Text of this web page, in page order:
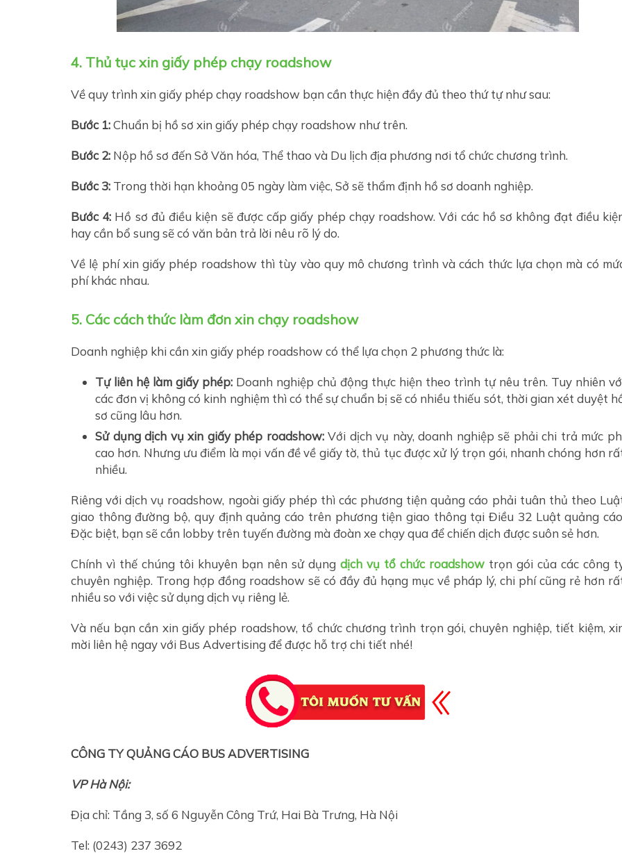
4. Thủ tục xin giấy phép chạy roadshow
Về quy trình xin giấy phép chạy roadshow bạn cần thực hiện đầy đủ theo thứ tự như sau:
Bước 1:Chuẩn bị hồ sơ xin giấy phép chạy roadshow như trên.
Bước 2: Nộp hồ sơ đến Sở Văn hóa, Thể thao và Du lịch địa phương nơi tổ chức chương trình.
Bước 3: Trong thời hạn khoảng 05 ngày làm việc, Sở sẽ thẩm định hồ sơ doanh nghiệp.
Bước 4: Hồ sơ đủ điều kiện sẽ được cấp giấy phép chạy roadshow. Với các hồ sơ không đạt điều
hay cần bổ sung sẽ có văn bản trả lời nêu rõ lý do.
Về lệ phí xin giấy phép roadshow thì tùy vào quy mô chương trình và cách thức lựa chọn mà có
phí khác nhau.
5. Các cách thức làm đơn xin chạy roadshow
Doanh nghiệp khi cần xin giấy phép roadshow có thể lựa chọn 2 phương thức là:
Tự liên hệ làm giấy phép: Doanh nghiệp chủ động thực hiện theo trình tự nêu trên. Tuy nhiên
các đơn vị không có kinh nghiệm thì có thể sự chuẩn bị sẽ có nhiều thiếu sót, thời gian xét duyệt
sơ cũng lâu hơn.
Sử dụng dịch vụ xin giấy phép roadshow:Với dịch vụ này, doanh nghiệp sẽ phải chi trả mức
cao hơn. Nhưng ưu điểm là mọi vấn đề về giấy tờ, thủ tục được xử lý trọn gói, nhanh chóng hơn
nhiều.
Riêng với dịch vụ roadshow, ngoài giấy phép thì các phương tiện quảng cáo phải tuân thủ theo
giao thông đường bộ, quy định quảng cáo trên phương tiện giao thông tại Điều 32 Luật quảng
Đặc biệt, bạn sẽ cần lobby trên tuyến đường mà đoàn xe chạy qua để chiến dịch được suôn sẻ hơn.
Chính vì thế chúng tôi khuyên bạn nên sử dụng dịch vụ tổ chức roadshow trọn gói của các công
chuyên nghiệp. Trong hợp đồng roadshow sẽ có đầy đủ hạng mục về pháp lý, chi phí cũng rẻ hơn
nhiều so với việc sử dụng dịch vụ riêng lẻ.
Và nếu bạn cần xin giấy phép roadshow, tổ chức chương trình trọn gói, chuyên nghiệp, tiết kiệm,
mời liên hệ ngay với Bus Advertising để được hỗ trợ chi tiết nhé!
CÔNG TY QUẢNG CÁO BUS ADVERTISING
VP Hà Nội:
Địa chỉ: Tầng 3, số 6 Nguyễn Công Trứ, Hai Bà Trưng, Hà Nội
Tel: (0243) 237 3692